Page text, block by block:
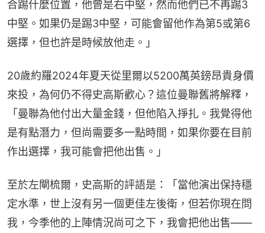
合踢什麼位置，他曾是右中堅，然而他們已不再踢3
中堅。如果仍是踢3中堅，可能會留他作為第5或第6
選擇，但也許是時候放他走。」
20歲約羅2024年夏天從里爾以5200萬英鎊昂貴身價
來投，為何仍不得史高斯歡心？這位曼聯舊將解釋，
「曼聯為他付出大量金錢，但他陷入掙扎。我覺得他
是有點潛力，但尚需要多一點時間，如果你要在目前
作出選擇，我可能會把他出售。」
至於左閘梳爾，史高斯的評語是：「當他演出保持穩
定水準，世上沒有另一個更佳左後衛，但若你現在問
我，今季他的上陣情況尚可之下，我會把他出售——